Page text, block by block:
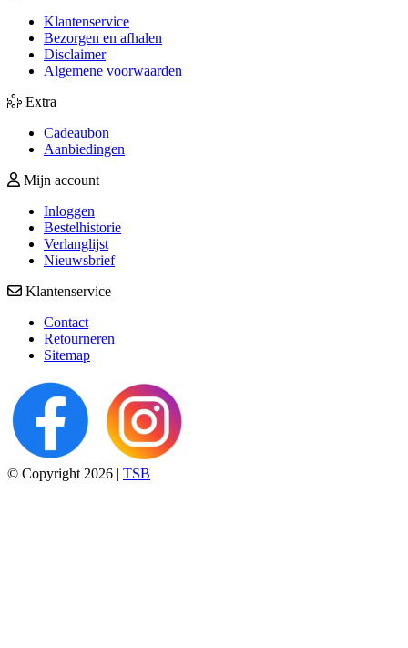
Klantenservice
Bezorgen en afhalen
Disclaimer
Algemene voorwaarden
Extra
Cadeaubon
Aanbiedingen
Mijn account
Inloggen
Bestelhistorie
Verlanglijst
Nieuwsbrief
Klantenservice
Contact
Retourneren
Sitemap
© Copyright 2026 | TSB